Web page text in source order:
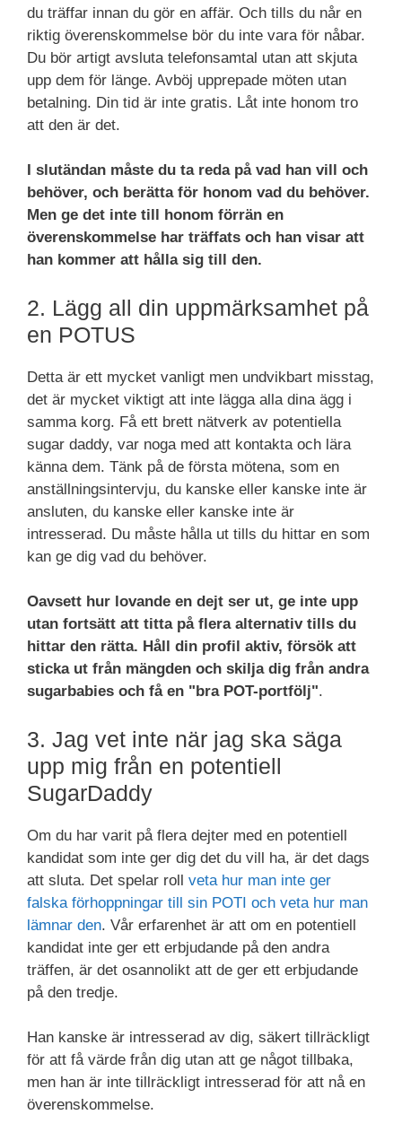
du träffar innan du gör en affär. Och tills du når en
riktig överenskommelse bör du inte vara för nåbar.
Du bör artigt avsluta telefonsamtal utan att skjuta
upp dem för länge. Avböj upprepade möten utan
betalning. Din tid är inte gratis. Låt inte honom tro
att den är det.
I slutändan måste du ta reda på vad han vill och
behöver, och berätta för honom vad du behöver.
Men ge det inte till honom förrän en
överenskommelse har träffats och han visar att
han kommer att hålla sig till den.
2. Lägg all din uppmärksamhet på
en POTUS
Detta är ett mycket vanligt men undvikbart misstag,
det är mycket viktigt att inte lägga alla dina ägg i
samma korg. Få ett brett nätverk av potentiella
sugar daddy, var noga med att kontakta och lära
känna dem. Tänk på de första mötena, som en
anställningsintervju, du kanske eller kanske inte är
ansluten, du kanske eller kanske inte är
intresserad. Du måste hålla ut tills du hittar en som
kan ge dig vad du behöver.
Oavsett hur lovande en dejt ser ut, ge inte upp
utan fortsätt att titta på flera alternativ tills du
hittar den rätta. Håll din profil aktiv, försök att
sticka ut från mängden och skilja dig från andra
sugarbabies och få en "bra POT-portfölj".
3. Jag vet inte när jag ska säga
upp mig från en potentiell
SugarDaddy
Om du har varit på flera dejter med en potentiell
kandidat som inte ger dig det du vill ha, är det dags
att sluta. Det spelar roll veta hur man inte ger
falska förhoppningar till sin POTI och veta hur man
lämnar den. Vår erfarenhet är att om en potentiell
kandidat inte ger ett erbjudande på den andra
träffen, är det osannolikt att de ger ett erbjudande
på den tredje.
Han kanske är intresserad av dig, säkert tillräckligt
för att få värde från dig utan att ge något tillbaka,
men han är inte tillräckligt intresserad för att nå en
överenskommelse.